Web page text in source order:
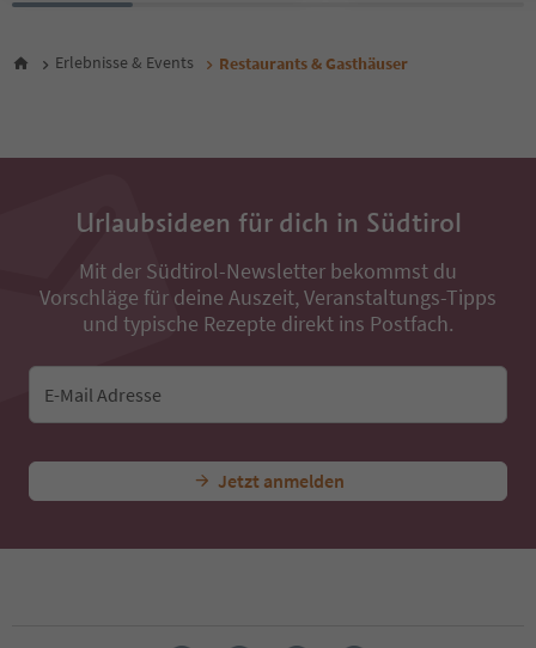
Erlebnisse & Events Restaurants & Gasthäuser
Urlaubsideen für dich in Südtirol
Mit der Südtirol-Newsletter bekommst du
Vorschläge für deine Auszeit, Veranstaltungs-Tipps
und typische Rezepte direkt ins Postfach.
E-Mail Adresse
Jetzt anmelden